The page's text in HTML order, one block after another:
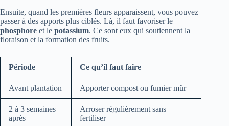
Ensuite, quand les premières fleurs apparaissent, vous pouvez
passer à des apports plus ciblés. Là, il faut favoriser le
phosphore et le potassium. Ce sont eux qui soutiennent la
floraison et la formation des fruits.
Période Ce qu’il faut faire
Avant plantation Apporter compost ou fumier mûr
2 à 3 semaines
après
Arroser régulièrement sans
fertiliser